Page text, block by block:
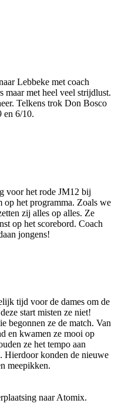
Lebbeke met coach
maar met heel veel strijdlust.
Telkens trok Don Bosco
en 6/10.
voor het rode JM12 bij
op het programma. Zoals we
zij alles op alles. Ze
op het scorebord. Coach
jongens!
tijd voor de dames om de
start misten ze niet!
begonnen ze de match. Van
en kwamen ze mooi op
ze het tempo aan
Hierdoor konden de nieuwe
meepikken.
naar Atomix.